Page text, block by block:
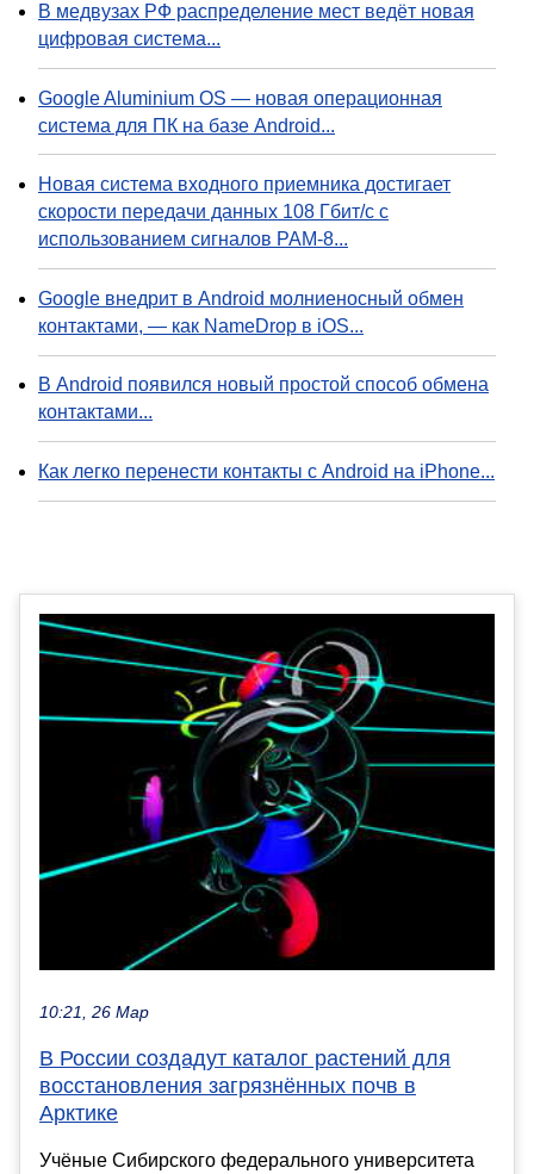
В медвузах РФ распределение мест ведёт новая
цифровая система...
Google Aluminium OS — новая операционная
система для ПК на базе Android...
Новая система входного приемника достигает
скорости передачи данных 108 Гбит/с с
использованием сигналов PAM-8...
Google внедрит в Android молниеносный обмен
контактами, — как NameDrop в iOS...
В Android появился новый простой способ обмена
контактами...
Как легко перенести контакты с Android на iPhone...
10:21, 26 Мар
В России создадут каталог растений для
восстановления загрязнённых почв в
Арктике
Учёные Сибирского федерального университета